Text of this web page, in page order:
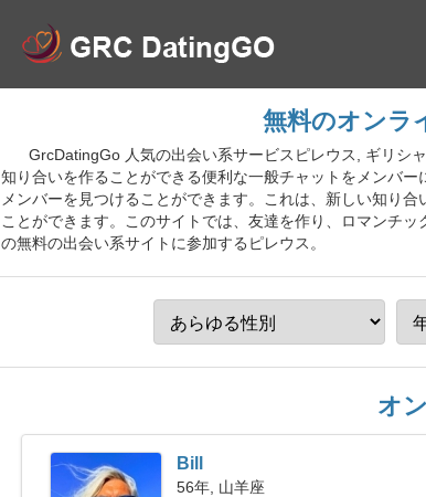
無料のオンラ
GrcDatingGo 人気の出会い系サービスピレウス, ギリシ
知り合いを作ることができる便利な一般チャットをメンバ
メンバーを見つけることができます。これは、新しい知り
ことができます。このサイトでは、友達を作り、ロマンチ
の無料の出会い系サイトに参加するピレウス。
オ
Bill
56年, 山羊座